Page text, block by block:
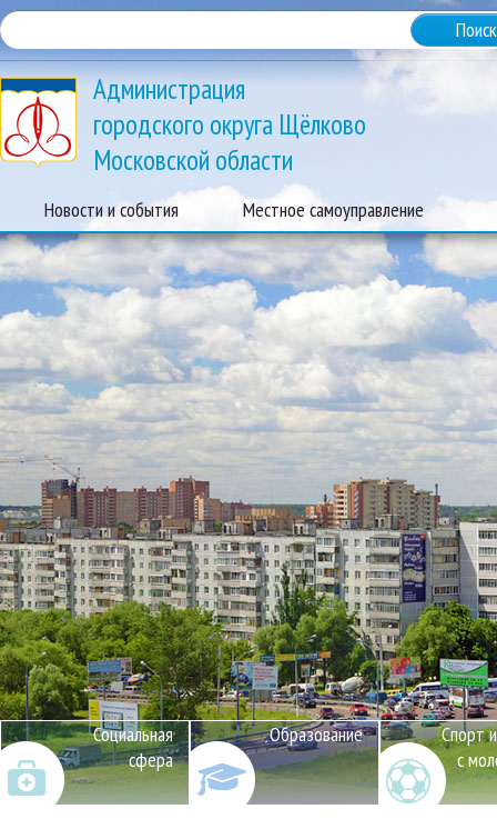
Администрация
городского округа Щёлково
Московской области
Новости и события Местное самоуправление
Социальная
сфера
Образование
Спорт
с